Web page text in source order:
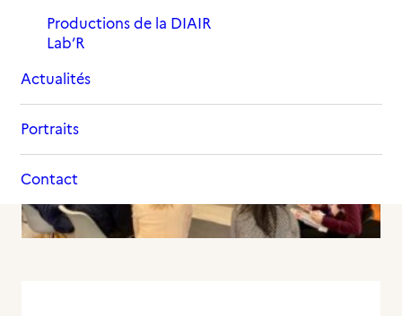
Productions de la DIAIR
Lab’R
Actualités
Portraits
Contact